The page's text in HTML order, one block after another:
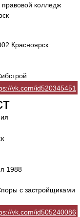
колледж
Красноярск
vk.com/id520345451
1988
с застройщиками
vk.com/id505240086